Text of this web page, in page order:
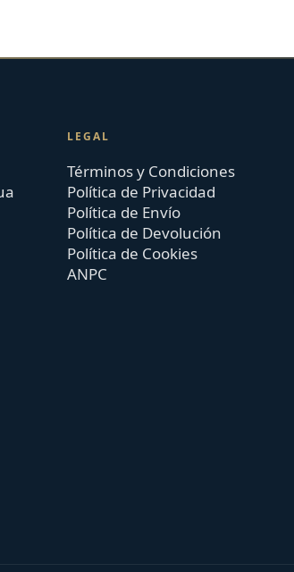
LEGAL
Términos y Condiciones
Política de Privacidad
Política de Envío
Política de Devolución
Política de Cookies
ANPC